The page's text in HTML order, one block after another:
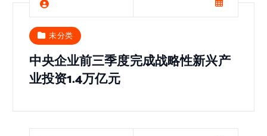
未分类
中央企业前三季度完成战略性新兴产
业投资1.4万亿元